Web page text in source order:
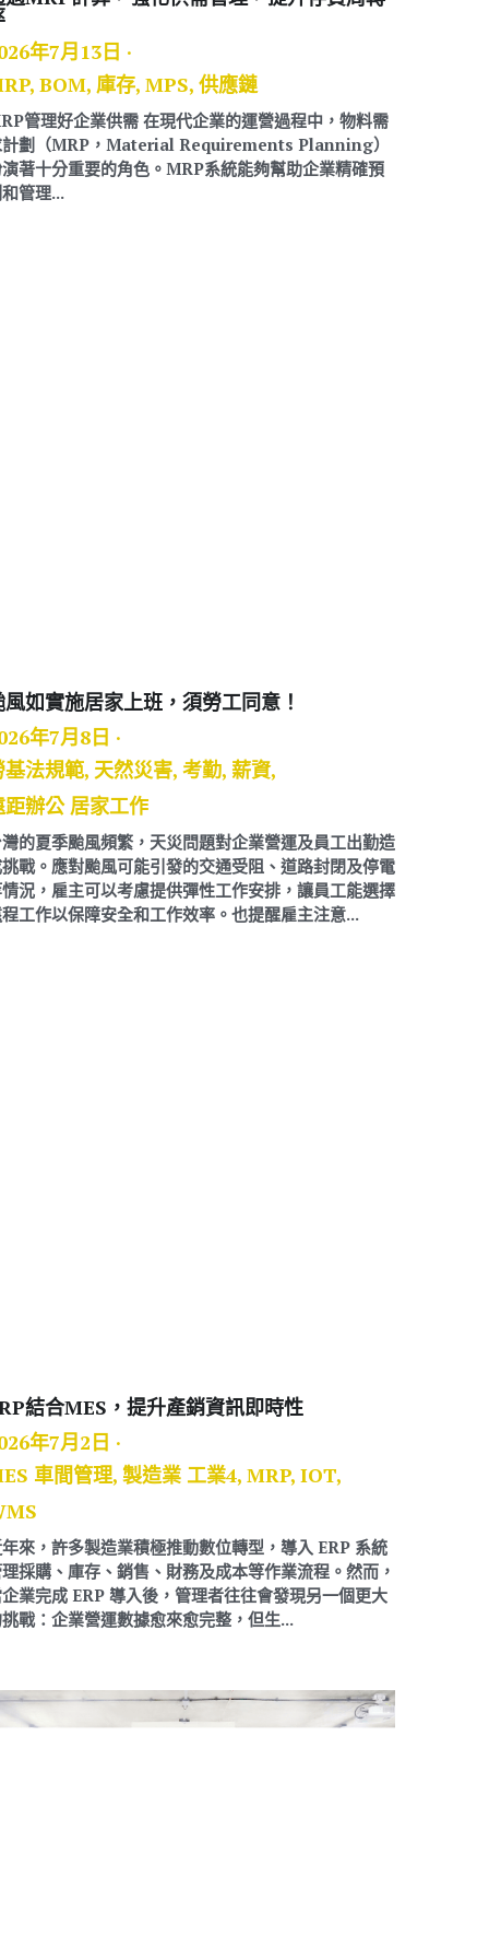
,食品安全,
年夏天，國內爆發
超標風波，上千公噸的
售與加工食品大廠。